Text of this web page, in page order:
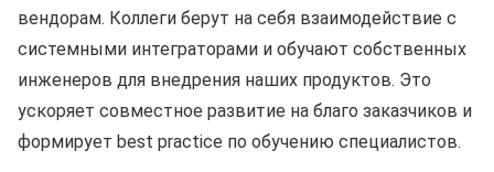
вендорам. Коллеги берут на себя взаимодействие с
системными интеграторами и обучают собственных
инженеров для внедрения наших продуктов. Это
ускоряет совместное развитие на благо заказчиков и
формирует best practice по обучению специалистов.